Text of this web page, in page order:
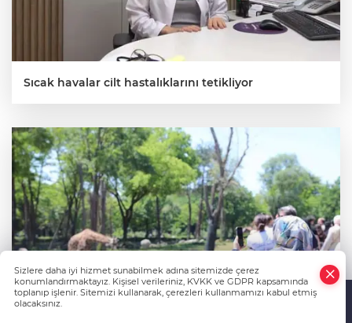
Sıcak havalar cilt hastalıklarını tetikliyor
Sizlere daha iyi hizmet sunabilmek adına sitemizde çerez
konumlandırmaktayız. Kişisel verileriniz, KVKK ve GDPR kapsamında
toplanıp işlenir. Sitemizi kullanarak, çerezleri kullanmamızı kabul etmiş
olacaksınız.